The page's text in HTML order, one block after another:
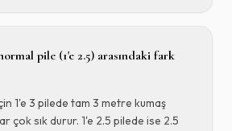
pile (1'e 2.5) arasındaki fark
1'e 3 pilede tam 3 metre kumaş
çok sık durur. 1'e 2.5 pilede ise 2.5